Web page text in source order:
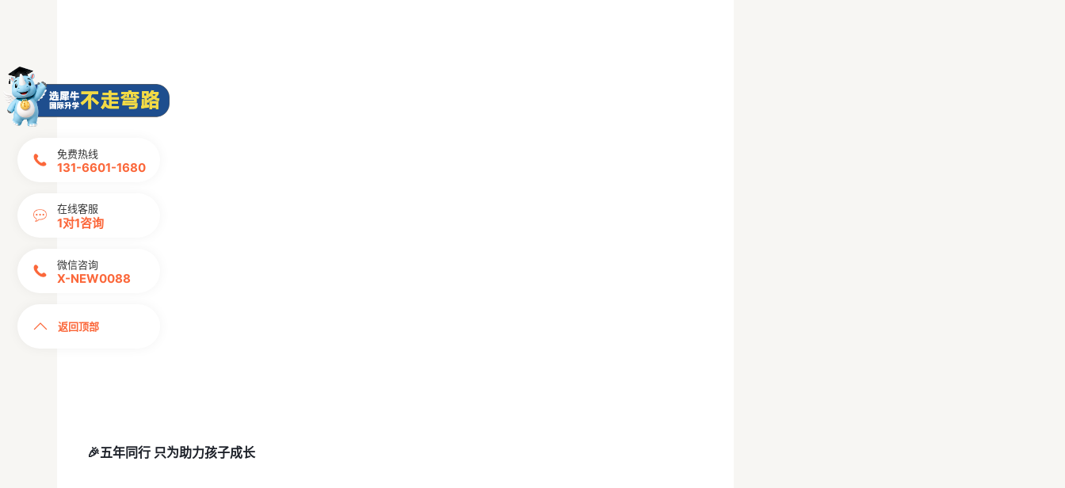
🎉五年同行 只为助力孩子成长
免费热线
131-6601-1680
在线客服
1对1咨询
微信咨询
X-NEW0088
返回顶部